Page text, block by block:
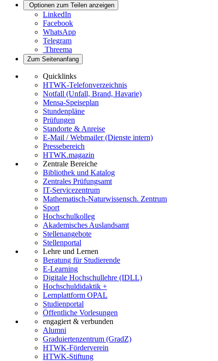
Optionen zum Teilen anzeigen
LinkedIn
Facebook
WhatsApp
Telegram
Threema
Zum Seitenanfang
Quicklinks
HTWK-Telefonverzeichnis
Notfall (Unfall, Brand, Havarie)
Mensa-Speiseplan
Stundenpläne
Prüfungen
Standorte & Anreise
E-Mail / Webmailer (Dienste intern)
Pressebereich
HTWK.magazin
Zentrale Bereiche
Bibliothek und Katalog
Zentrales Prüfungsamt
IT-Servicezentrum
Mathematisch-Naturwissensch. Zentrum
Sport
Hochschulkolleg
Akademisches Auslandsamt
Stellenangebote
Stellenportal
Lehre und Lernen
Beratung für Studierende
E-Learning
Digitale Hochschullehre (IDLL)
Hochschuldidaktik +
Lernplattform OPAL
Studienportal
Öffentliche Vorlesungen
engagiert & verbunden
Alumni
Graduiertenzentrum (GradZ)
HTWK-Förderverein
HTWK-Stiftung